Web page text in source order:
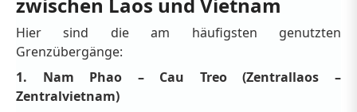
zwischen Laos und Vietnam
Hier sind die am häufigsten genutzten
Grenzübergänge:
1. Nam Phao – Cau Treo (Zentrallaos –
Zentralvietnam)